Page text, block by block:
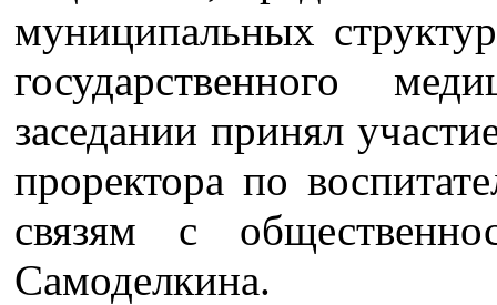
муниципальных
государственного
заседании принял
проректора по
связям с
Самоделкина.